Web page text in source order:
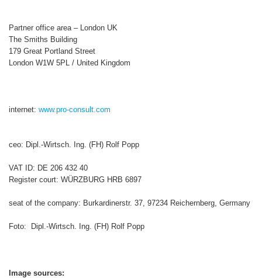
Partner office area – London UK
The Smiths Building
179 Great Portland Street
London W1W 5PL / United Kingdom
internet: www.pro-consult.com
ceo: Dipl.-Wirtsch. Ing. (FH) Rolf Popp
VAT ID: DE 206 432 40
Register court: WÜRZBURG HRB 6897
seat of the company: Burkardinerstr. 37, 97234 Reichernberg, Germany
Foto: Dipl.-Wirtsch. Ing. (FH) Rolf Popp
Image sources: